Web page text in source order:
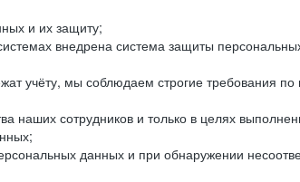
и их защиту;
внедрена система защиты
учёту, мы соблюдаем строгие требования
наших сотрудников и только в целях
данных и при обнаружении